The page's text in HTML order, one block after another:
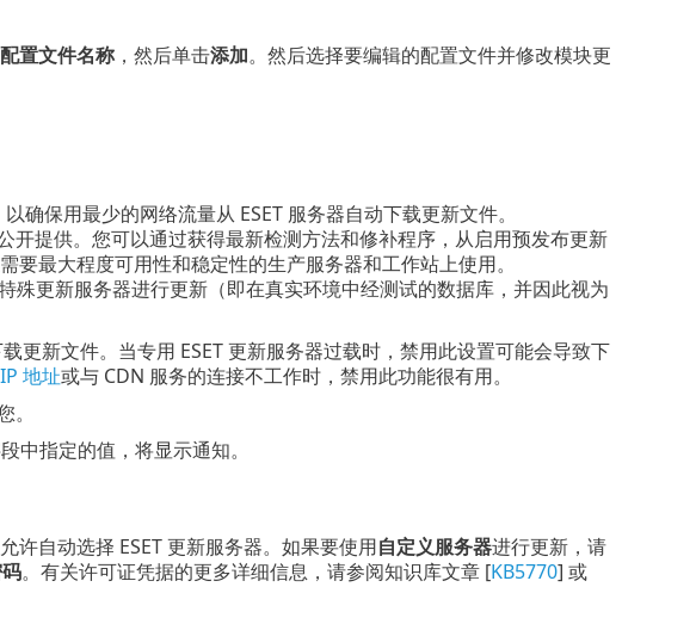
配置文件名称，然后单击添加。然后选择要编辑的配置文件并修改模块更
确保用最少的网络流量从 ESET 服务器自动下载更新文件。
提供。您可以通过获得最新检测方法和修补程序，从启用预发布更新
最大程度可用性和稳定性的生产服务器和工作站上使用。
殊更新服务器进行更新（即在真实环境中经测试的数据库，并因此视为
更新文件。当专用 ESET 更新服务器过载时，禁用此设置可能会导致下
地址或与 CDN 服务的连接不工作时，禁用此功能很有用。
中指定的值，将显示通知。
许自动选择 ESET 更新服务器。如果要使用自定义服务器进行更新，请
。有关许可证凭据的更多详细信息，请参阅知识库文章 [KB5770] 或